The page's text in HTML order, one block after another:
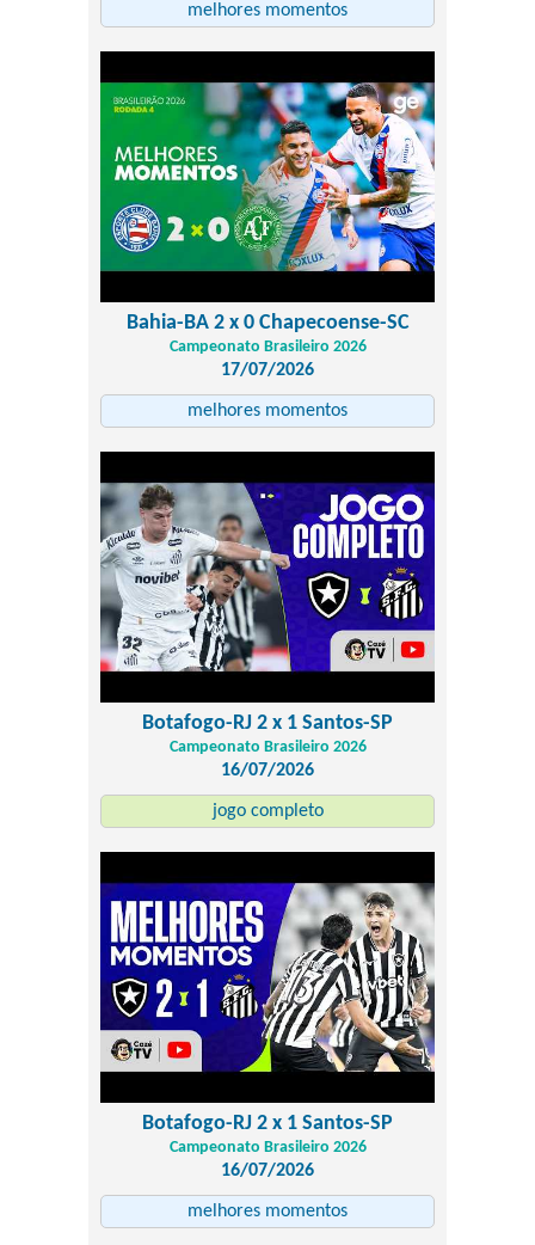
melhores momentos
Bahia-BA 2 x 0 Chapecoense-SC
Campeonato Brasileiro 2026
17/07/2026
melhores momentos
Botafogo-RJ 2 x 1 Santos-SP
Campeonato Brasileiro 2026
16/07/2026
jogo completo
Botafogo-RJ 2 x 1 Santos-SP
Campeonato Brasileiro 2026
16/07/2026
melhores momentos